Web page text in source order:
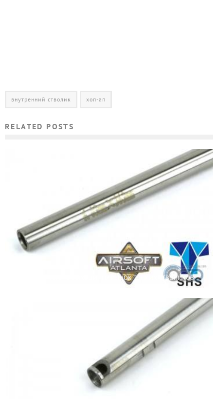
внутренний стволик хоп-ап
RELATED POSTS
КОМПАНИЯ SHS ВЫХОДИТ НА РЫНОК ТОНКИХ СТВОЛИКОВ